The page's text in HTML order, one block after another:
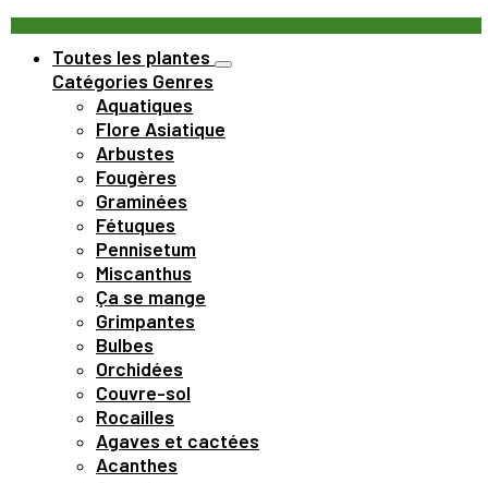
Toutes les plantes
Catégories Genres
Aquatiques
Flore Asiatique
Arbustes
Fougères
Graminées
Fétuques
Pennisetum
Miscanthus
Ça se mange
Grimpantes
Bulbes
Orchidées
Couvre-sol
Rocailles
Agaves et cactées
Acanthes